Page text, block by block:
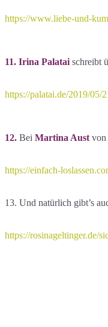
https://www.liebe-und-
11. Irina Palatai schreibt
https://palatai.de/2019/05/
12. Bei Martina Aust von
https://einfach-
13. Und natürlich gibt’s
https://rosinageltinger.de/